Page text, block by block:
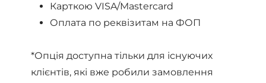
Карткою VISA/Mastercard
Оплата по реквізитам на ФОП
*Опція доступна тільки для існуючих
клієнтів, які вже робили замовлення